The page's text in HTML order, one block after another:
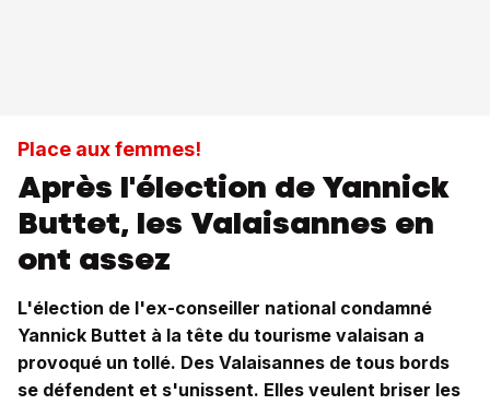
Place aux femmes!
Après l'élection de Yannick
Buttet, les Valaisannes en
ont assez
L'élection de l'ex-conseiller national condamné
Yannick Buttet à la tête du tourisme valaisan a
provoqué un tollé. Des Valaisannes de tous bords
se défendent et s'unissent. Elles veulent briser les